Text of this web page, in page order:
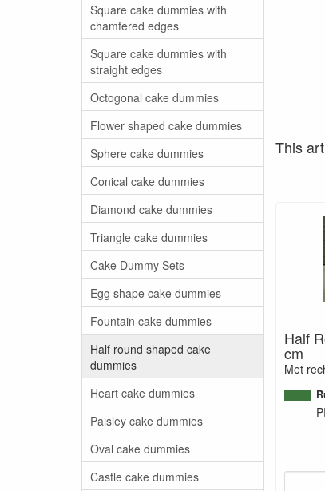
Square cake dummies with
chamfered edges
Square cake dummies with
straight edges
Octogonal cake dummies
Flower shaped cake dummies
Sphere cake dummies
Conical cake dummies
Diamond cake dummies
Triangle cake dummies
Cake Dummy Sets
Egg shape cake dummies
Fountain cake dummies
Half round shaped cake
dummies
Heart cake dummies
Paisley cake dummies
Oval cake dummies
Castle cake dummies
This
Half
cm
Met